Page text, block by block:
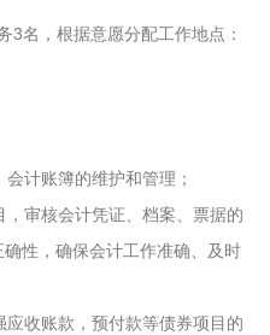
3名，根据意愿分配工作地点：
计账簿的维护和管理；
审核会计凭证、档案、票据的
性，确保会计工作准确、及时
收账款，预付款等债券项目的